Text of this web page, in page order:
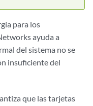
para los
ayuda a
del sistema no se
insuficiente del
que las tarjetas